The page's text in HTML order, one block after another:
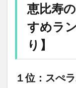
恵比寿
すめラ
り】
１位：スぺ